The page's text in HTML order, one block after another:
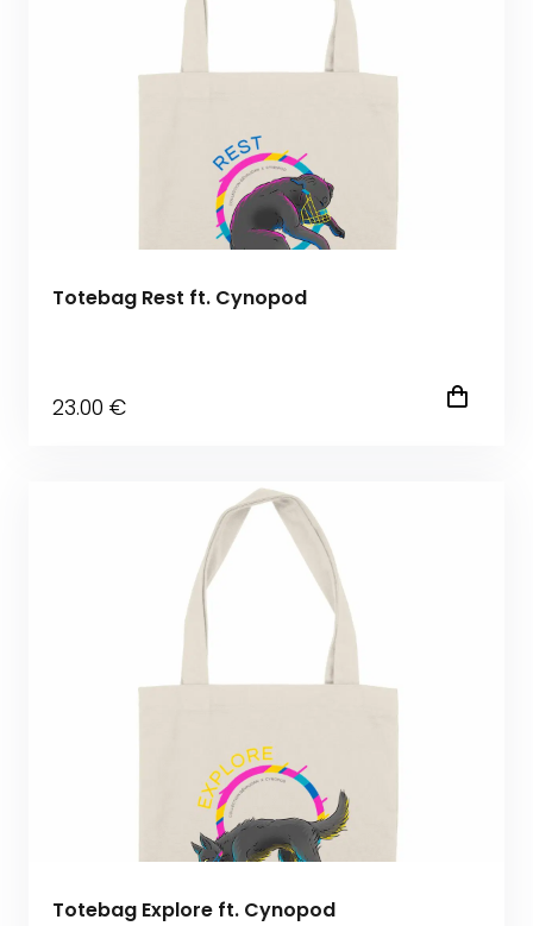
Totebag Rest ft. Cynopod
23.00 €
Totebag Explore ft. Cynopod